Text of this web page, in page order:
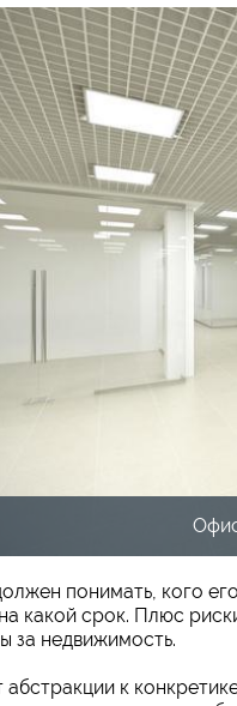
понимать, кого
какой срок. Плюс
за недвижимость.
к